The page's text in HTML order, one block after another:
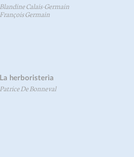
Blandine Calais-Germain
François Germain
La herboristerìa
Patrice De Bonneval